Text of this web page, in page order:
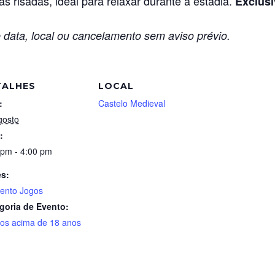
local ou cancelamento sem aviso prévio.
- 4:00 pm
Jogos
de Evento:
acima de 18 anos
LOCAL
Castelo Medieval